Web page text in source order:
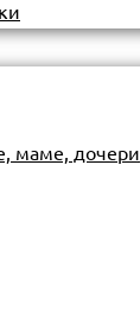
маме, дочери